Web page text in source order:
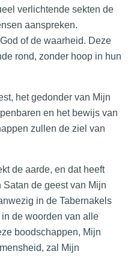
verlichtende sekten de
aanspreken.
of de waarheid. Deze
rond, zonder hoop in hun
het gedonder van Mijn
en het bewijs van
zullen de ziel van
de aarde, en dat heeft
de geest van Mijn
in de Tabernakels
de woorden van alle
boodschappen, Mijn
zal Mijn